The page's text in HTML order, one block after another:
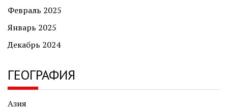
Февраль 2025
Январь 2025
Декабрь 2024
ГЕОГРАФИЯ
Азия